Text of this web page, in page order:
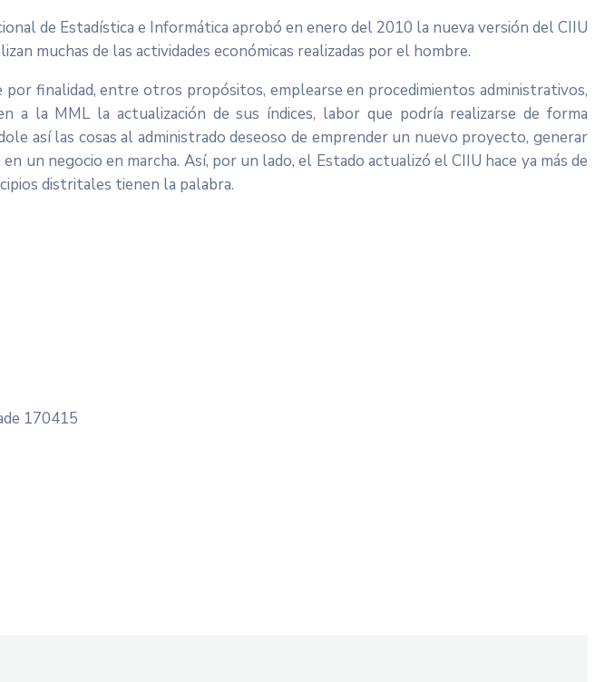
de Estadística e Informática aprobó en enero del 2010 la nueva versión del CIIU
muchas de las actividades económicas realizadas por el hombre.
finalidad, entre otros propósitos, emplearse en procedimientos administrativos,
a la MML la actualización de sus índices, labor que podría realizarse de forma
así las cosas al administrado deseoso de emprender un nuevo proyecto, generar
negocio en marcha. Así, por un lado, el Estado actualizó el CIIU hace ya más de
distritales tienen la palabra.